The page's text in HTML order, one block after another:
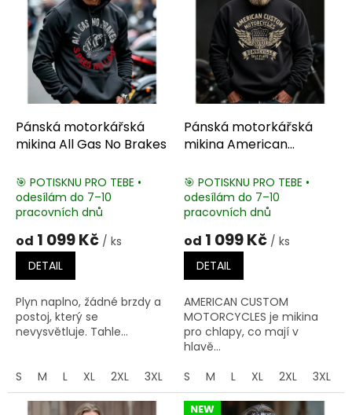
Pánská motorkářská
mikina All Gas No Brakes
🎯 POTISKNU PRO TEBE •
odesílám do 7–10
pracovních dnů
od 1 099 Kč / ks
DETAIL
Plyn naplno, žádné brzdy a
postoj, který se
nevysvětluje. Tahle...
S M L XL 2XL 3XL 4XL 5XL
Pánská motorkářská
mikina American
🎯 POTISKNU PRO TEBE •
odesílám do 7–10
pracovních dnů
od 1 099 Kč / ks
DETAIL
AMERICAN CUSTOM
MOTORCYCLES je mikina
pro chlapy, co mají v
hlavě...
S
M L XL 2XL 3XL
NEW